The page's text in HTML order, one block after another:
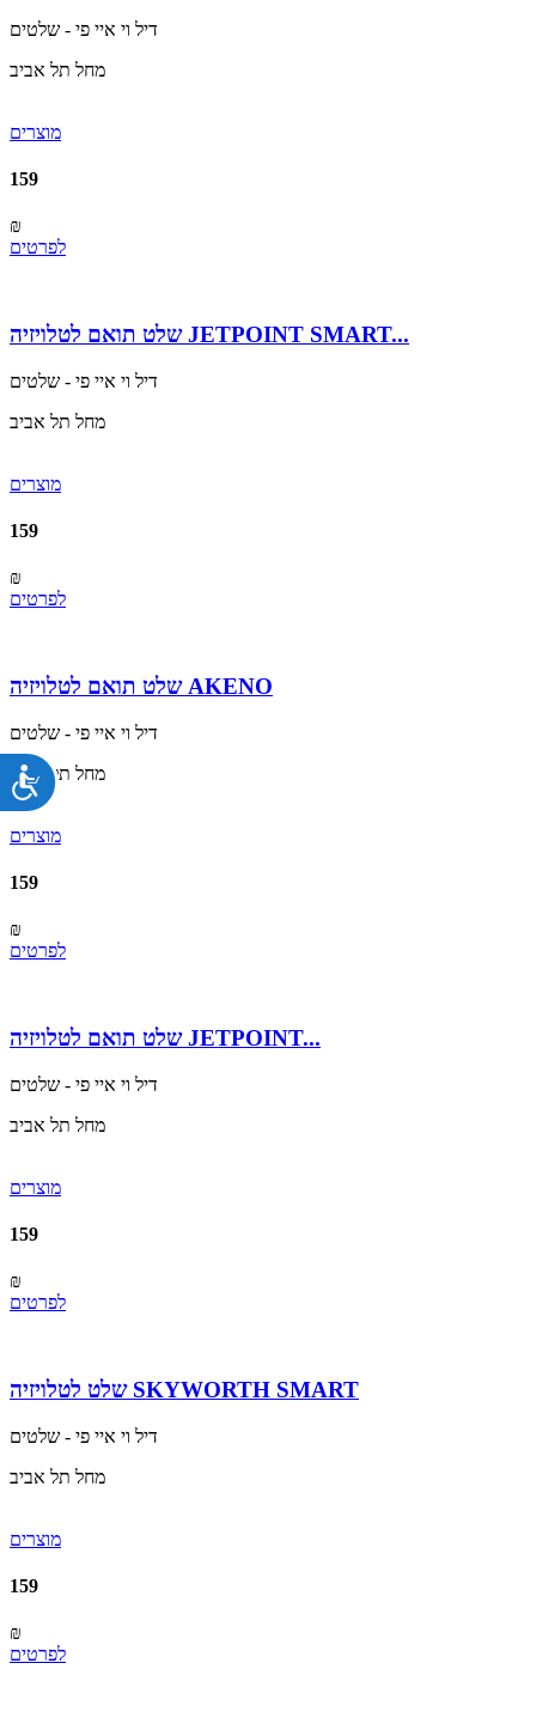
דיל וי איי פי - שלטים
מחל תל אביב
מוצרים
159
₪
לפרטים
שלט תואם לטלויזיה JETPOINT SMART...
דיל וי איי פי - שלטים
מחל תל אביב
מוצרים
159
₪
לפרטים
שלט תואם לטלויזיה AKENO
דיל וי איי פי - שלטים
מחל תל אביב
מוצרים
159
₪
לפרטים
שלט תואם לטלויזיה JETPOINT...
דיל וי איי פי - שלטים
מחל תל אביב
מוצרים
159
₪
לפרטים
שלט לטלויזיה SKYWORTH SMART
דיל וי איי פי - שלטים
מחל תל אביב
מוצרים
159
₪
לפרטים